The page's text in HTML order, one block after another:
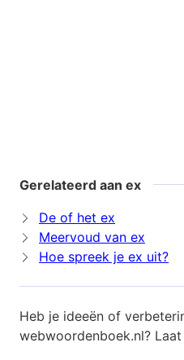
Gerelateerd aan ex
De of het ex
Meervoud van ex
Hoe spreek je ex uit?
Heb je ideeën of
webwoordenboek.nl?